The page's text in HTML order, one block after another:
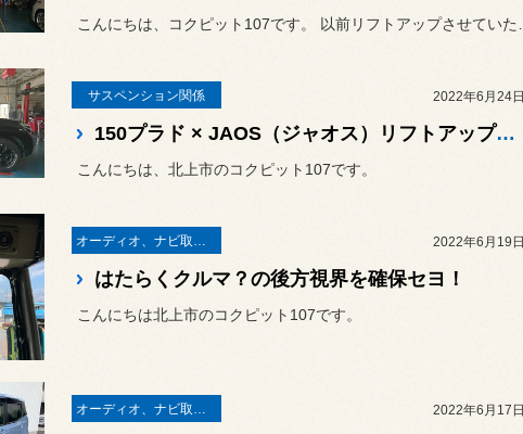
サスペンション関係 2022年6月24日
150プラド × JAOS（ジャオス）リフトアップキット
こんにちは、北上市のコクピット107です。
オーディオ、ナビ取り付け 2022年6月19日
はたらくクルマ？の後方視界を確保セヨ！
こんにちは北上市のコクピット107です。
オーディオ、ナビ取り付け 2022年6月17日